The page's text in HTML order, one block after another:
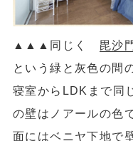
▲ ▲ ▲同じく 毘沙
という緑と灰色の間
寝室からLDKまで同
の壁はノアールの色
面にはベニヤ下地で